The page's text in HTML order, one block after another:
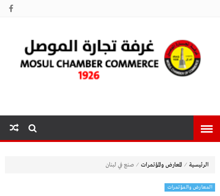
الموصل
الرئيسية ⁄ المعارض والمؤتمرات ⁄ صنع في لبنان
المعارض والمؤتمرات